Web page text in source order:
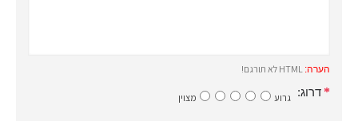
הערה:
דרוג: גרוע מצוין